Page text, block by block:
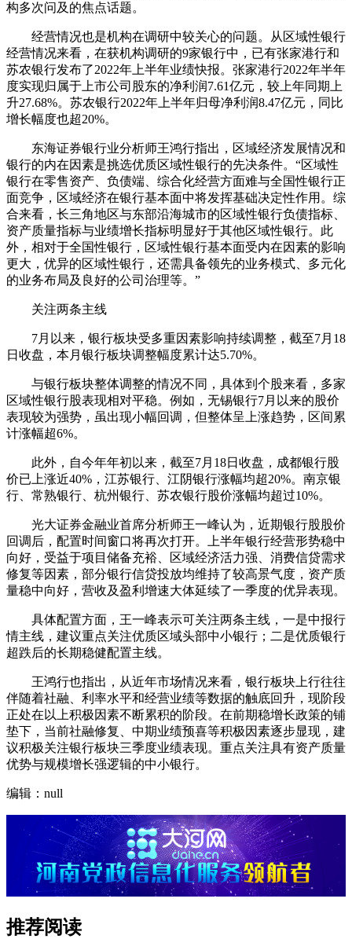
构多次问及的焦点话题。
经营情况也是机构在调研中较关心的问题。从区域性银行
经营情况来看，在获机构调研的9家银行中，已有张家港行和
苏农银行发布了2022年上半年业绩快报。张家港行2022年半年
度实现归属于上市公司股东的净利润7.61亿元，较上年同期上
升27.68%。苏农银行2022年上半年归母净利润8.47亿元，同比
增长幅度也超20%。
东海证券银行业分析师王鸿行指出，区域经济发展情况和
银行的内在因素是挑选优质区域性银行的先决条件。“区域性
银行在零售资产、负债端、综合化经营方面难与全国性银行正
面竞争，区域经济在银行基本面中将发挥基础决定性作用。综
合来看，长三角地区与东部沿海城市的区域性银行负债指标、
资产质量指标与业绩增长指标明显好于其他区域性银行。此
外，相对于全国性银行，区域性银行基本面受内在因素的影响
更大，优异的区域性银行，还需具备领先的业务模式、多元化
的业务布局及良好的公司治理等。”
关注两条主线
7月以来，银行板块受多重因素影响持续调整，截至7月18
日收盘，本月银行板块调整幅度累计达5.70%。
与银行板块整体调整的情况不同，具体到个股来看，多家
区域性银行股表现相对平稳。例如，无锡银行7月以来的股价
表现较为强势，虽出现小幅回调，但整体呈上涨趋势，区间累
计涨幅超6%。
此外，自今年年初以来，截至7月18日收盘，成都银行股
价已上涨近40%，江苏银行、江阴银行涨幅均超20%。南京银
行、常熟银行、杭州银行、苏农银行股价涨幅均超过10%。
光大证券金融业首席分析师王一峰认为，近期银行股股价
回调后，配置时间窗口将再次打开。上半年银行经营形势稳中
向好，受益于项目储备充裕、区域经济活力强、消费信贷需求
修复等因素，部分银行信贷投放均维持了较高景气度，资产质
量稳中向好，营收及盈利增速大体延续了一季度的优异表现。
具体配置方面，王一峰表示可关注两条主线，一是中报行
情主线，建议重点关注优质区域头部中小银行；二是优质银行
超跌后的长期稳健配置主线。
王鸿行也指出，从近年市场情况来看，银行板块上行往往
伴随着社融、利率水平和经营业绩等数据的触底回升，现阶段
正处在以上积极因素不断累积的阶段。在前期稳增长政策的铺
垫下，当前社融修复、中期业绩预喜等积极因素逐步显现，建
议积极关注银行板块三季度业绩表现。重点关注具有资产质量
优势与规模增长强逻辑的中小银行。
编辑：null
推荐阅读